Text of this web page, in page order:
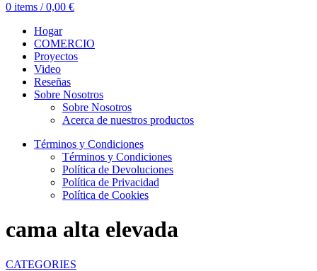
0 items / 0,00 €
Hogar
COMERCIO
Proyectos
Video
Reseñas
Sobre Nosotros
Sobre Nosotros
Acerca de nuestros productos
Términos y Condiciones
Términos y Condiciones
Política de Devoluciones
Política de Privacidad
Política de Cookies
cama alta elevada
CATEGORIES